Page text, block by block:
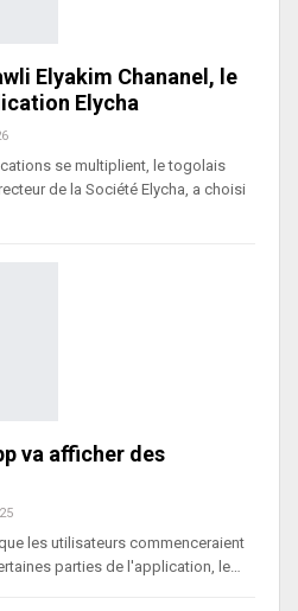
Elyakim Chananel, le
Elycha
se multiplient, le togolais
de la Société Elycha, a choisi
va afficher des
les utilisateurs commenceraient
parties de l'application, le…